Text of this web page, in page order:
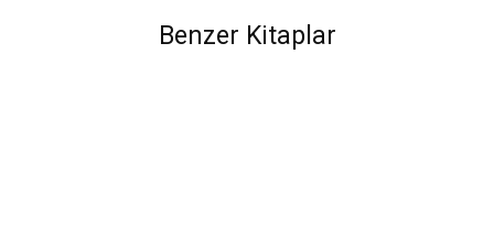
Benzer Kitaplar